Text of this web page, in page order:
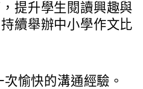
提升學生閱讀興趣與
續舉辦中小學作文比
愉快的溝通經驗。